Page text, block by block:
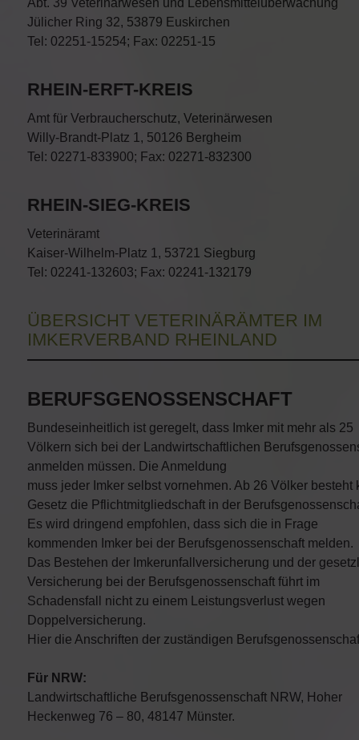
Abt. 39 Veterinärwesen und Lebensmittelüberwachung
Jülicher Ring 32, 53879 Euskirchen
Tel: 02251-15254; Fax: 02251-15
RHEIN-ERFT-KREIS
Amt für Verbraucherschutz, Veterinärwesen
Willy-Brandt-Platz 1, 50126 Bergheim
Tel: 02271-833900; Fax: 02271-832300
RHEIN-SIEG-KREIS
Veterinäramt
Kaiser-Wilhelm-Platz 1, 53721 Siegburg
Tel: 02241-132603; Fax: 02241-132179
ÜBERSICHT VETERINÄRÄMTER IM
IMKERVERBAND RHEINLAND
BERUFSGENOSSENSCHAFT
Bundeseinheitlich ist geregelt, dass Imker mit mehr als 25
Völkern sich bei der Landwirtschaftlichen
anmelden müssen. Die Anmeldung
muss jeder Imker selbst vornehmen. Ab 26 Völker besteht
Gesetz die Pflichtmitgliedschaft in der
Es wird dringend empfohlen, dass sich die in Frage
kommenden Imker bei der Berufsgenossenschaft melden.
Das Bestehen der Imkerunfallversicherung und der
Versicherung bei der Berufsgenossenschaft führt im
Schadensfall nicht zu einem Leistungsverlust wegen
Doppelversicherung.
Hier die Anschriften der zuständigen
Für NRW:
Landwirtschaftliche Berufsgenossenschaft NRW, Hoher
Heckenweg 76 – 80, 48147 Münster.